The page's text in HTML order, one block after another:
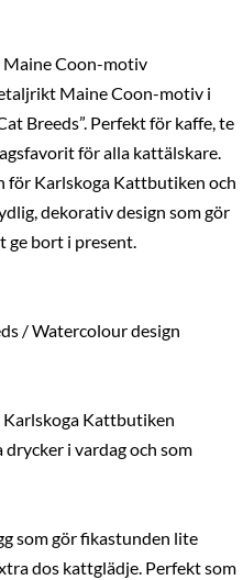
Maine Coon-motiv
Maine Coon-motiv i
Breeds”. Perfekt för kaffe, te
för alla kattälskare.
för Karlskoga Kattbutiken och
dekorativ design som gör
ge bort i present.
/ Watercolour design
Kattbutiken
i vardag och som
som gör fikastunden lite
dos kattglädje. Perfekt som